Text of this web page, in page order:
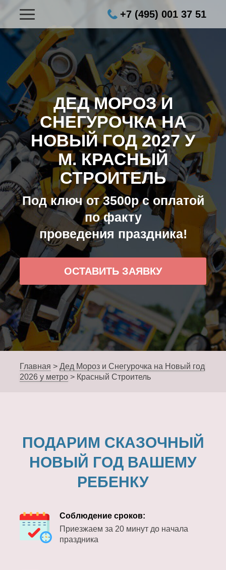
+7 (495) 001 37 51
ДЕД МОРОЗ И
СНЕГУРОЧКА НА
НОВЫЙ ГОД 2027У
М. КРАСНЫЙ
СТРОИТЕЛЬ
Под ключ от 3500р с оплатой
по факту
проведения праздника!
ОСТАВИТЬ ЗАЯВКУ
Главная > Дед Мороз и Снегурочка на Новый год
2026 у метро > Красный Строитель
ПОДАРИМ СКАЗОЧНЫЙ
НОВЫЙ ГОД ВАШЕМУ
РЕБЕНКУ
Соблюдение сроков:
Приезжаем за 20 минут до начала
праздника